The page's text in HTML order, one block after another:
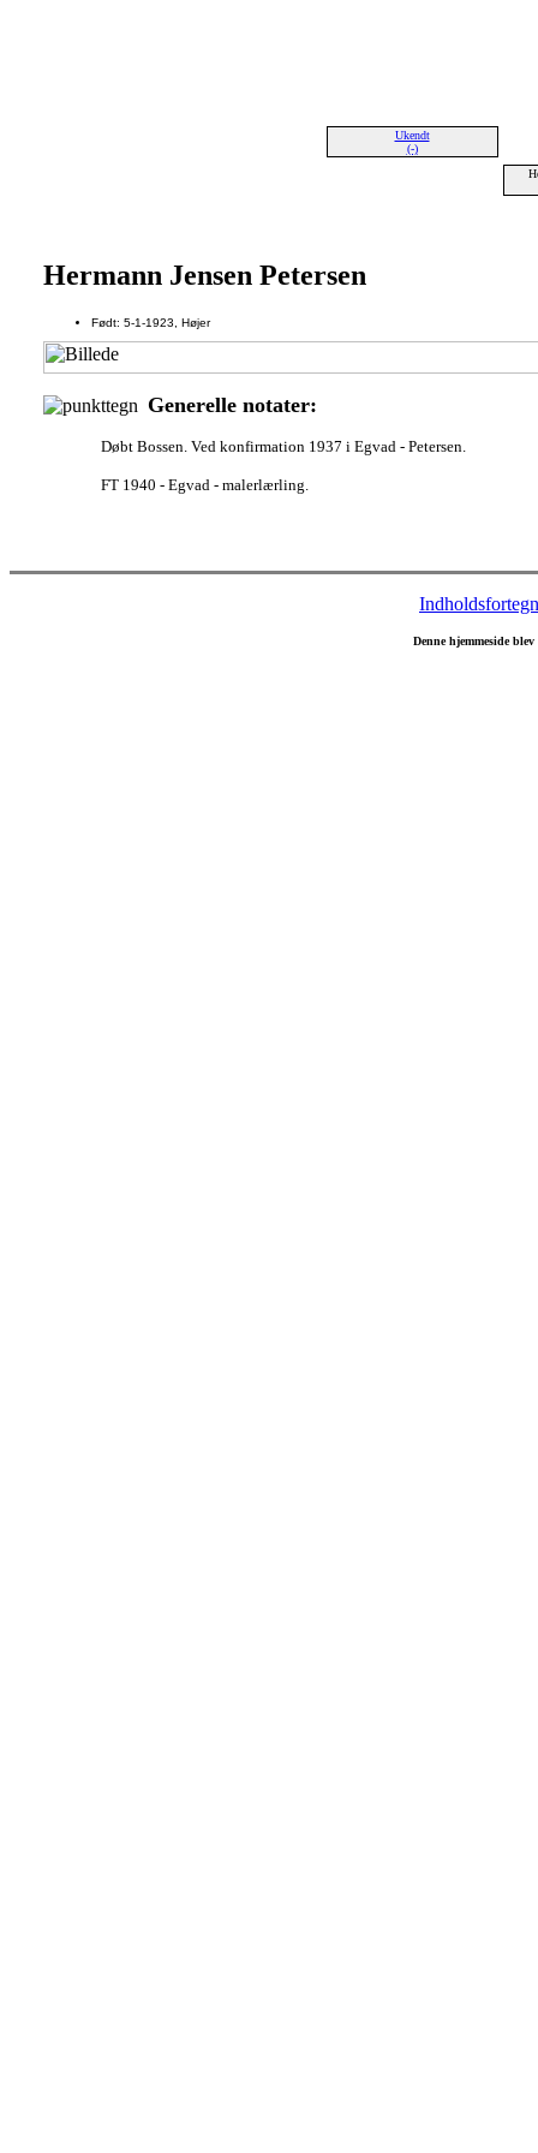
Ukendt
(-)
Hermann Jensen Petersen
Født: 5-1-1923, Højer
Generelle notater:
Døbt Bossen. Ved konfirmation 1937 i Egvad - Petersen.
FT 1940 - Egvad - malerlærling.
Denne hjemmeside